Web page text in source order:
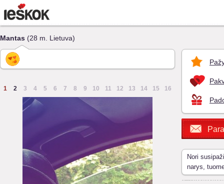
Mantas (28 m. Lietuva)
1 2 3 4 5 6 7 8 9 10 11 12 13 14 15 16
Nori
narys,